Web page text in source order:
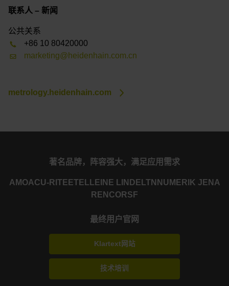
联系人 – 新闻
公共关系
+86 10 80420000
marketing@heidenhain.com.cn
metrology.heidenhain.com
著名品牌，阵容强大，满足应用需求
AMOACU-RITE ETEL LEINE LINDE LTN NUMERIK JENA
RENCORSF
最终用户官网
Klartext网站
技术培训